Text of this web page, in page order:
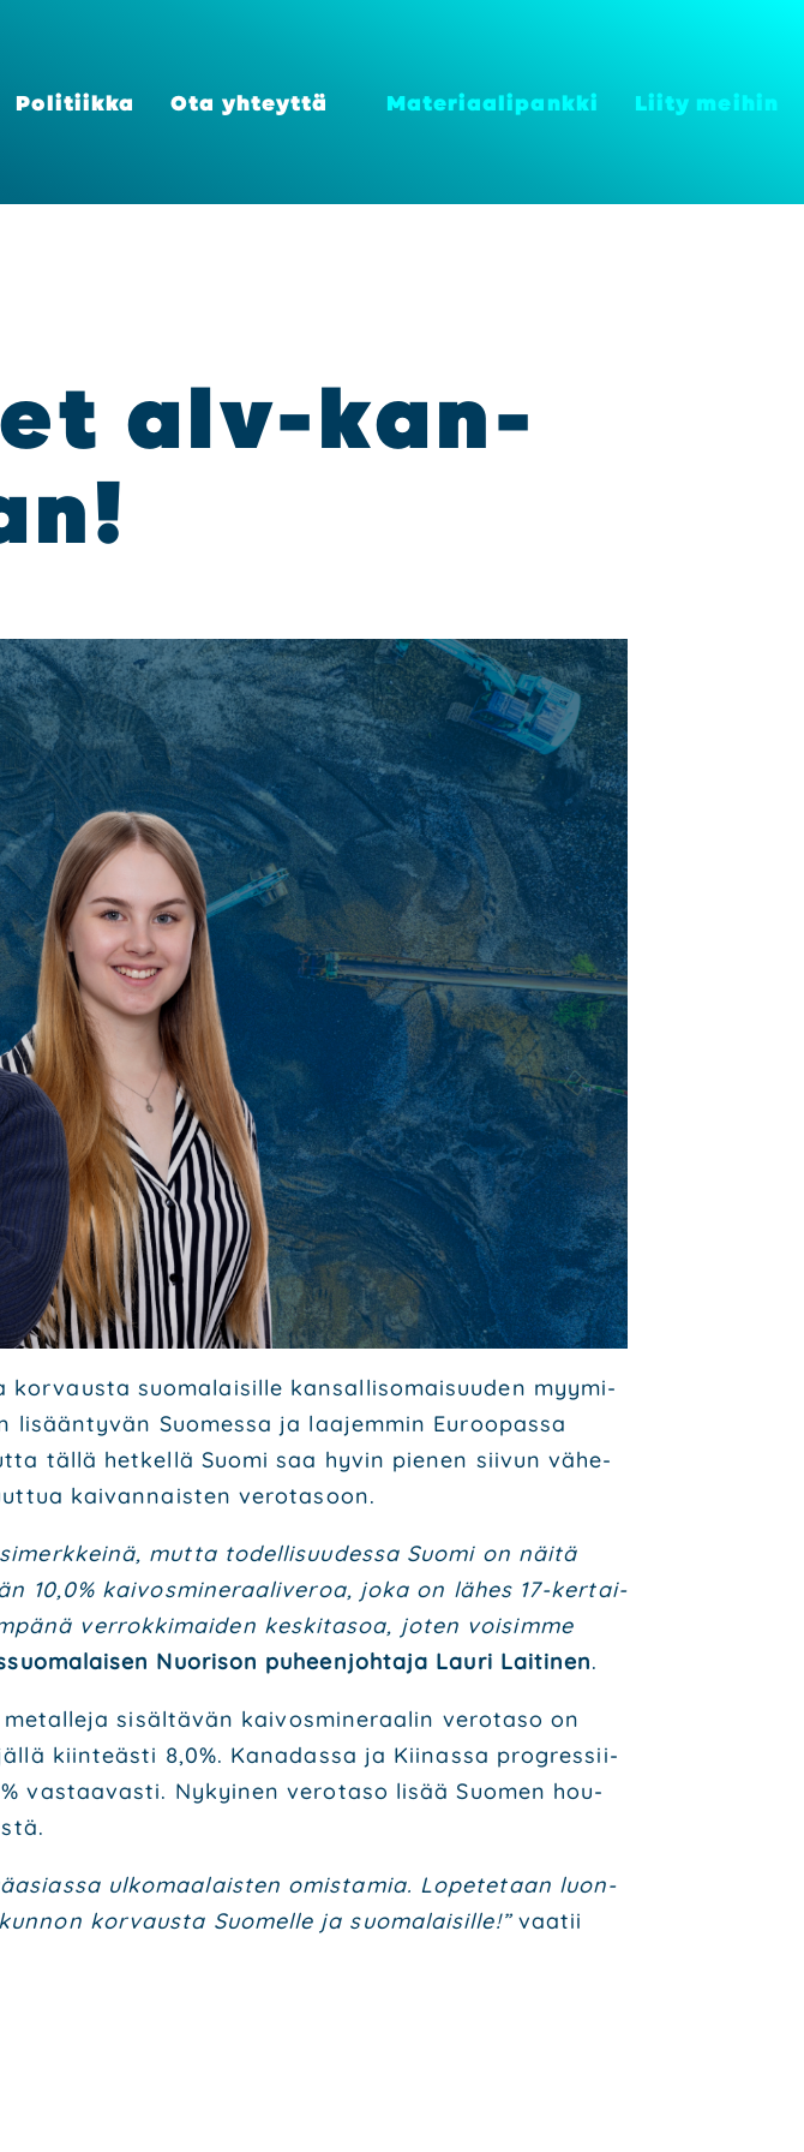
Poli­tiik­ka Ota yhteyt­tä Mate­ri­aa­li­pank­ki Lii­ty mei­hin
alv-kan­
kor­vaus­ta suo­ma­lai­sil­le kan­sal­li­so­mai­suu­den myy­mi­
Suo­mes­sa ja laa­jem­min Euroo­pas­sa
täl­lä het­kel­lä Suo­mi saa hyvin pie­nen sii­vun vähe­
kai­van­nais­ten vero­ta­soon.
mut­ta todel­li­suu­des­sa Suo­mi on näi­tä
10,0% kai­vos­mi­ne­raa­li­ve­roa, joka on lähes 17-ker­tai­
ver­rok­ki­mai­den kes­ki­ta­soa, joten voi­sim­me
Nuo­ri­son puheen­joh­ta­ja Lau­ri Lai­ti­nen.
sisäl­tä­vän kai­vos­mi­ne­raa­lin vero­ta­so on
kiin­teäs­ti 8,0%. Kana­das­sa ja Kii­nas­sa progres­sii­
vas­taa­vas­ti. Nykyi­nen vero­ta­so lisää Suo­men hou­
ulko­maa­lais­ten omis­ta­mia. Lope­te­taan luon­
kor­vaus­ta Suo­mel­le ja suo­ma­lai­sil­le!”vaa­tii